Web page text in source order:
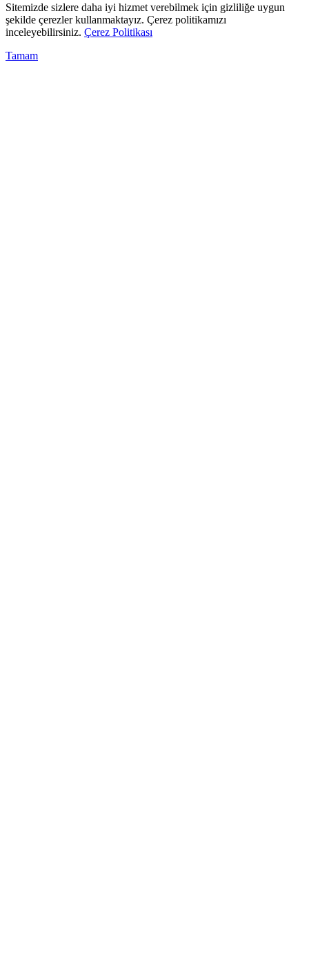
Sitemizde sizlere daha iyi hizmet verebilmek için gizliliğe uygun
şekilde çerezler kullanmaktayız. Çerez politikamızı
inceleyebilirsiniz. Çerez Politikası
Tamam